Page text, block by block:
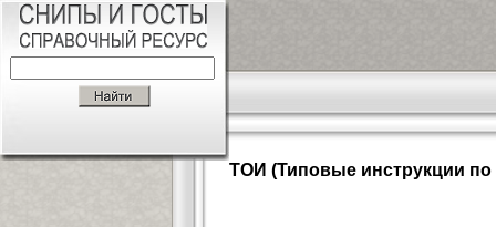
ТОИ (Типовые инструкции по